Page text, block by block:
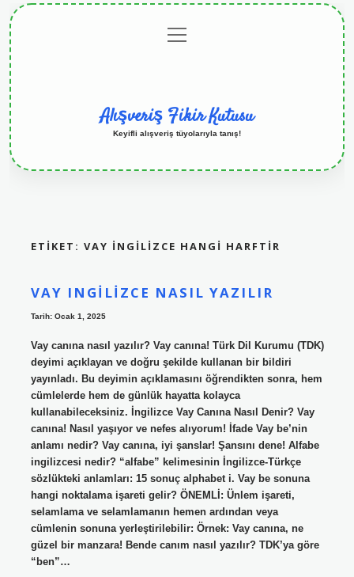
menüyü
aç
Alışveriş Fikir Kutusu
Keyifli alışveriş tüyolarıyla tanış!
ETIKET: VAY İNGILIZCE HANGI HARFTIR
VAY INGILIZCE NASIL YAZILIR
Tarih: Ocak 1, 2025
Vay canına nasıl yazılır? Vay canına! Türk Dil Kurumu (TDK)
deyimi açıklayan ve doğru şekilde kullanan bir bildiri
yayınladı. Bu deyimin açıklamasını öğrendikten sonra, hem
cümlelerde hem de günlük hayatta kolayca
kullanabileceksiniz. İngilizce Vay Canına Nasıl Denir? Vay
canına! Nasıl yaşıyor ve nefes alıyorum! İfade Vay be’nin
anlamı nedir? Vay canına, iyi şanslar! Şansını dene! Alfabe
ingilizcesi nedir? “alfabe” kelimesinin İngilizce-Türkçe
sözlükteki anlamları: 15 sonuç alphabet i. Vay be sonuna
hangi noktalama işareti gelir? ÖNEMLİ: Ünlem işareti,
selamlama ve selamlamanın hemen ardından veya
cümlenin sonuna yerleştirilebilir: Örnek: Vay canına, ne
güzel bir manzara! Bende canım nasıl yazılır? TDK’ya göre
“ben”…